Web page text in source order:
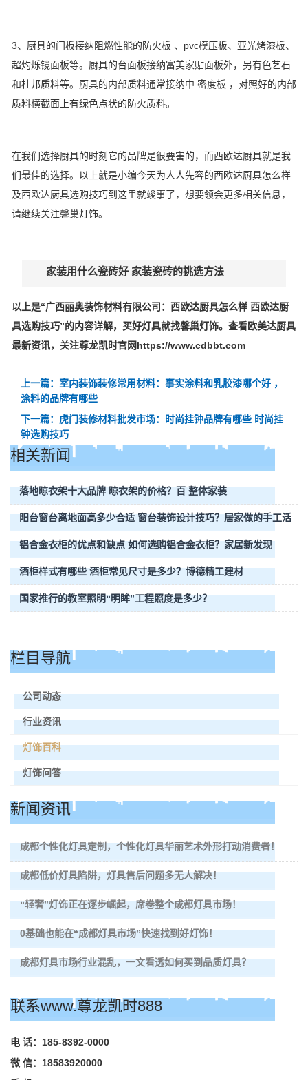
3、厨具的门板接纳阻燃性能的防火板 、pvc模压板、亚光烤漆板、
超灼烁镜面板等。厨具的台面板接纳富美家贴面板外，另有色艺石
和杜邦质料等。厨具的内部质料通常接纳中 密度板 ，对照好的内部
质料横截面上有绿色点状的防火质料。
在我们选择厨具的时刻它的品牌是很要害的，而西欧达厨具就是我
们最佳的选择。以上就是小编今天为人人先容的西欧达厨具怎么样
及西欧达厨具选购技巧到这里就竣事了，想要领会更多相关信息，
请继续关注馨巢灯饰。
家装用什么瓷砖好 家装瓷砖的挑选方法
以上是“广西丽奥装饰材料有限公司：西欧达厨具怎么样 西欧达厨
具选购技巧”的内容详解，买好灯具就找馨巢灯饰。查看欧美达厨具
最新资讯，关注尊龙凯时官网https://www.cdbbt.com
上一篇：室内装饰装修常用材料：事实涂料和乳胶漆哪个好 ，
涂料的品牌有哪些
下一篇：虎门装修材料批发市场：时尚挂钟品牌有哪些 时尚挂
钟选购技巧
相关新闻
落地晾衣架十大品牌 晾衣架的价格？百 整体家装
阳台窗台离地面高多少合适 窗台装饰设计技巧？居家做的手工活
铝合金衣柜的优点和缺点 如何选购铝合金衣柜？家居新发现
酒柜样式有哪些 酒柜常见尺寸是多少？博德精工建材
国家推行的教室照明“明眸”工程照度是多少？
栏目导航
公司动态
行业资讯
灯饰百科
灯饰问答
新闻资讯
成都个性化灯具定制，个性化灯具华丽艺术外形打动消费者！
成都低价灯具陷阱，灯具售后问题多无人解决！
“轻奢”灯饰正在逐步崛起，席卷整个成都灯具市场！
0基础也能在“成都灯具市场”快速找到好灯饰！
成都灯具市场行业混乱，一文看透如何买到品质灯具？
联系www.尊龙凯时888
电 话：185-8392-0000
微 信：18583920000